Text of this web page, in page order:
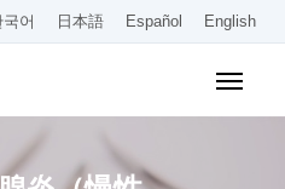
국어 日本語 Español English